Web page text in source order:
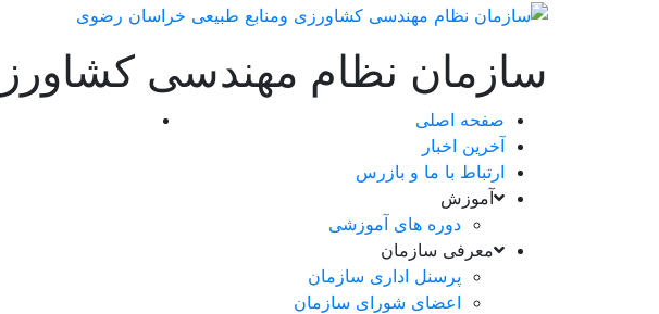
سازمان نظام مهندسی
صفحه اصلی
آخرین اخبار
ارتباط با ما و بازرس
آموزش
دوره های آموزشی
معرفی سازمان
پرسنل اداری سازمان
اعضای شورای سازمان